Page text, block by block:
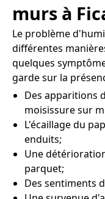
murs à
Le problème
différentes
quelques
garde sur la
Des apparitions
moisissure sur
L'écaillage du
enduits;
Une
parquet;
Des sentiments